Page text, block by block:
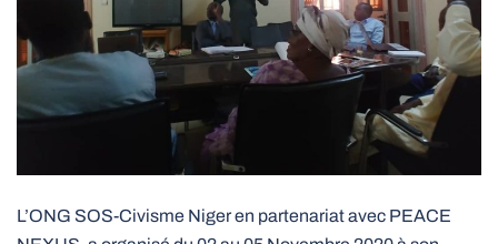
L’ONG SOS-Civisme Niger en partenariat avec PEACE